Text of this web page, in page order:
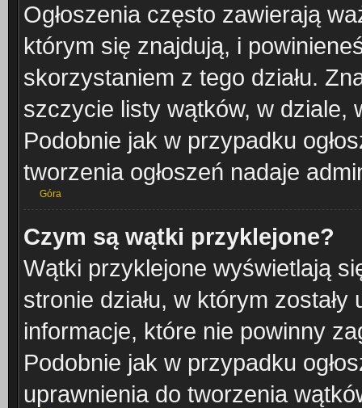
Ogłoszenia często zawierają
którym się znajdują, i
skorzystaniem z tego działu.
szczycie listy wątków, w dziale,
Podobnie jak w przypadku
tworzenia ogłoszeń nadaje
Góra
Czym są wątki przyklejone?
Wątki przyklejone wyświetlają
stronie działu, w którym
informacje, które nie powinny
Podobnie jak w przypadku
uprawnienia do tworzenia